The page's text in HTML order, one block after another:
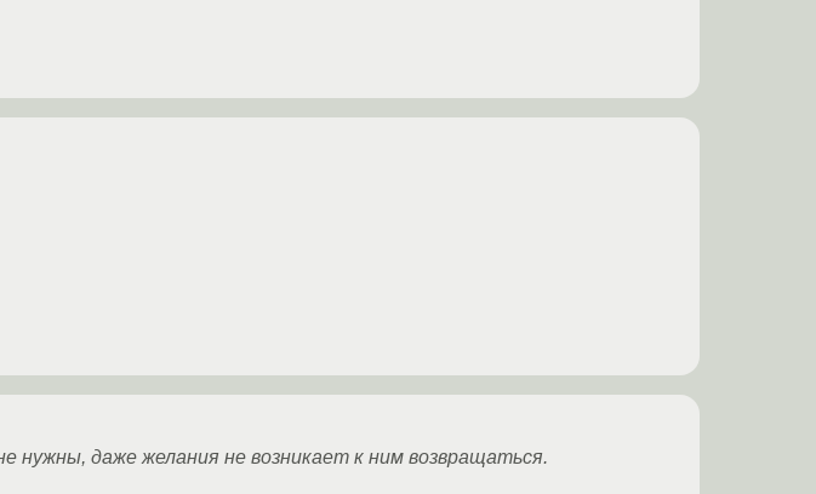
нужны, даже желания не возникает к ним возвращаться.